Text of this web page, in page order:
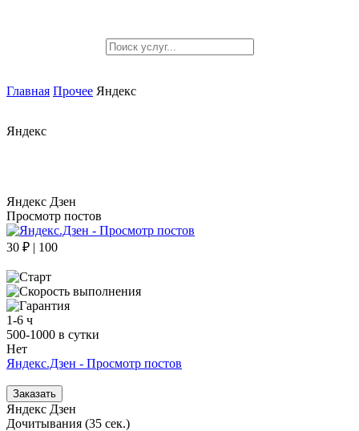
Главная Прочее Яндекс
Яндекс
Яндекс Дзен
Просмотр постов
30 ₽ | 100
1-6 ч
500-1000 в сутки
Нет
Яндекс.Дзен - Просмотр постов
Заказать
Яндекс Дзен
Дочитывания (35 сек.)